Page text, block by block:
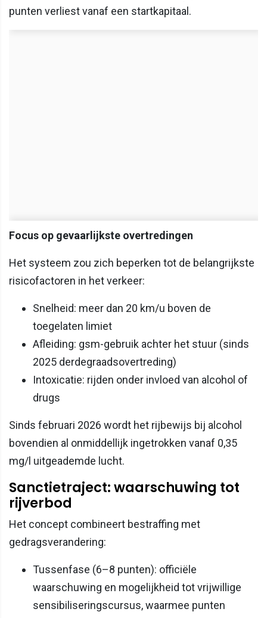
punten verliest vanaf een startkapitaal.
Focus op gevaarlijkste overtredingen
Het systeem zou zich beperken tot de belangrijkste
risicofactoren in het verkeer:
Snelheid: meer dan 20 km/u boven de
toegelaten limiet
Afleiding: gsm-gebruik achter het stuur (sinds
2025 derdegraadsovertreding)
Intoxicatie: rijden onder invloed van alcohol of
drugs
Sinds februari 2026 wordt het rijbewijs bij alcohol
bovendien al onmiddellijk ingetrokken vanaf 0,35
mg/l uitgeademde lucht.
Sanctietraject: waarschuwing tot
rijverbod
Het concept combineert bestraffing met
gedragsverandering:
Tussenfase (6–8 punten): officiële
waarschuwing en mogelijkheid tot vrijwillige
sensibiliseringscursus, waarmee punten